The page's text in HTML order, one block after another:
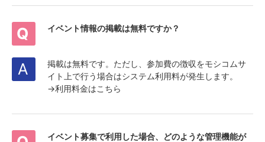
イベント情報の掲載は無料ですか？
掲載は無料です。ただし、参加費の徴収をモシコムサ
イト上で行う場合はシステム利用料が発生します。
→利用料金はこちら
イベント募集で利用した場合、どのような管理機能が